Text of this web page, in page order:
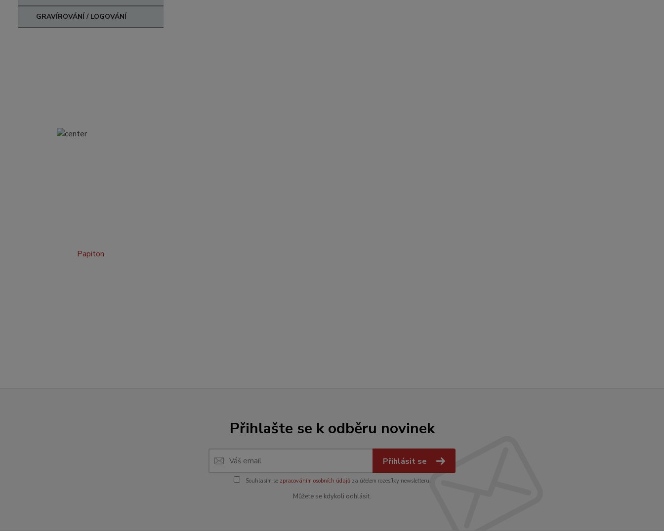
GRAVÍROVÁNÍ / LOGOVÁNÍ
Papiton
Přihlašte se k odběru novinek
Přihlásit se
Souhlasím se zpracováním osobních údajůza účelem rozesílky newsletteru.
Můžete se kdykoli odhlásit.